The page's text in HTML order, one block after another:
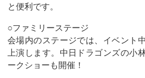
と便利です。
○ファミリーステージ
会場内のステージでは、イベント
上演します。中日ドラゴンズの小
ークショーも開催！